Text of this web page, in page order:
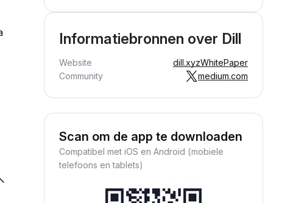
Informatiebronnen over Dill
Website dill.xyzWhitePaper
Community
medium.com
Scan om de app te downloaden
Compatibel met iOS en Android (mobiele
telefoons en tablets)